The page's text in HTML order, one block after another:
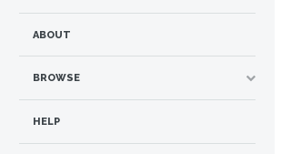
ABOUT
BROWSE
HELP